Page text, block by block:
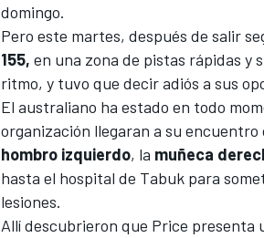
domingo.
Pero este martes, después de salir
155, en una zona de pistas rápidas y
ritmo, y tuvo que decir adiós a sus
El australiano ha estado en todo
organización llegaran a su
hombro izquierdo, la muñeca
hasta el hospital de Tabuk para
lesiones.
Allí descubrieron que Price presenta